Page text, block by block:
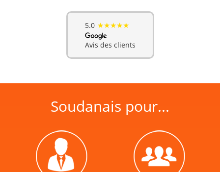
5.0 ★★★★★
Avis des clients
Soudanais pour...